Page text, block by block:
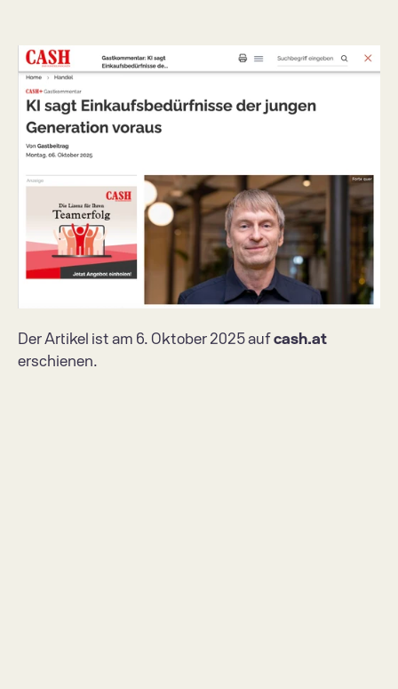
Der Artikel ist am 6. Oktober 2025 auf cash.at
erschienen.